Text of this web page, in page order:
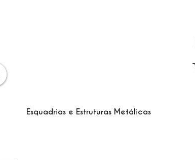
Esquadrias e Estruturas Metálicas